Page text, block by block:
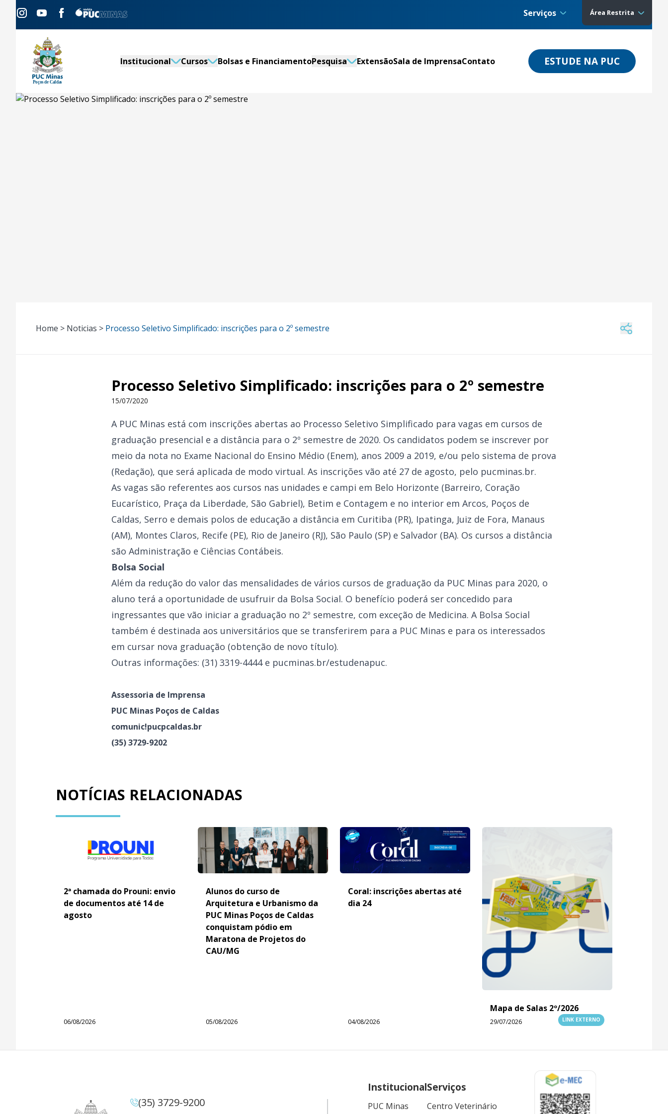
Serviços Área Restrita
Institucional Cursos Bolsas e FinanciamentoPesquisa ExtensãoSala de ImprensaContato ESTUDE NA PUC
Home > Noticias > Processo Seletivo Simplificado: inscrições para o 2º semestre
Processo Seletivo Simplificado: inscrições para o 2º semestre
15/07/2020
A PUC Minas está com inscrições abertas ao Processo Seletivo Simplificado para vagas em cursos de
graduação presencial e a distância para o 2º semestre de 2020. Os candidatos podem se inscrever por
meio da nota no Exame Nacional do Ensino Médio (Enem), anos 2009 a 2019, e/ou pelo sistema de prova
(Redação), que será aplicada de modo virtual. As inscrições vão até 27 de agosto, pelo pucminas.br.
As vagas são referentes aos cursos nas unidades e campi em Belo Horizonte (Barreiro, Coração
Eucarístico, Praça da Liberdade, São Gabriel), Betim e Contagem e no interior em Arcos, Poços de
Caldas, Serro e demais polos de educação a distância em Curitiba (PR), Ipatinga, Juiz de Fora, Manaus
(AM), Montes Claros, Recife (PE), Rio de Janeiro (RJ), São Paulo (SP) e Salvador (BA). Os cursos a distância
são Administração e Ciências Contábeis.
Bolsa Social
Além da redução do valor das mensalidades de vários cursos de graduação da PUC Minas para 2020, o
aluno terá a oportunidade de usufruir da Bolsa Social. O benefício poderá ser concedido para
ingressantes que vão iniciar a graduação no 2º semestre, com exceção de Medicina. A Bolsa Social
também é destinada aos universitários que se transferirem para a PUC Minas e para os interessados
em cursar nova graduação (obtenção de novo título).
Outras informações: (31) 3319-4444 e pucminas.br/estudenapuc.
Assessoria de Imprensa
PUC Minas Poços de Caldas
comunic!pucpcaldas.br
(35) 3729-9202
NOTÍCIAS RELACIONADAS
2ª chamada do Prouni: envio
de documentos até 14 de
agosto
06/08/2026
Alunos do curso de
Arquitetura e Urbanismo da
PUC Minas Poços de Caldas
conquistam pódio em
Maratona de Projetos do
CAU/MG
05/08/2026
Coral: inscrições abertas até
dia 24
04/08/2026
Mapa de Salas 2º/2026
29/07/2026 LINK EXTERNO
(35) 3729-9200
Institucional
PUC Minas
Serviços
Centro Veterinário